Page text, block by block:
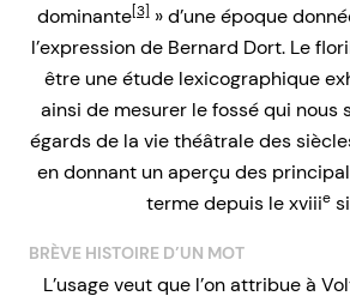
dominante[3]» d’une époque
l’expression de Bernard Dort. Le
être une étude lexicographique
ainsi de mesurer le fossé qui nous
égards de la vie théâtrale des
en donnant un aperçu des
terme depuis le xviiie
BRÈVE HISTOIRE D’UN MOT
L’usage veut que l’on attribue à